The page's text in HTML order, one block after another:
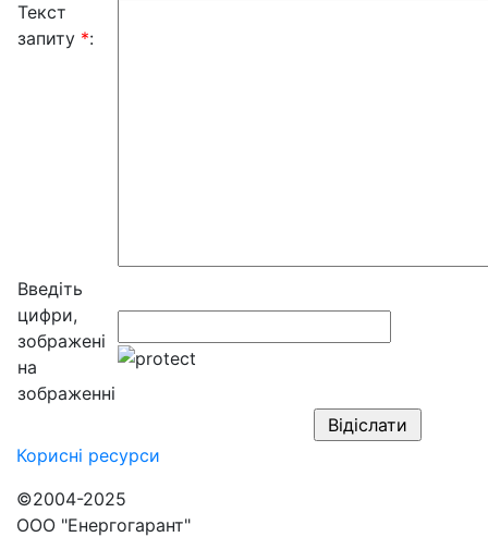
Текст
запиту *:
Введіть
цифри,
зображені
на
зображенні
Корисні ресурси
©2004-2025
ООО "Енергогарант"